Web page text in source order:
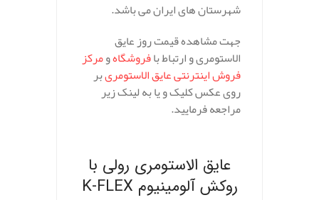
شهرستان های ایران می باشد.
جهت مشاهده قیمت روز عایق
الاستومری و ارتباط بافروشگاهومرکز
فروش اینترنتی عایق الاستومریبر
روی عکس کلیک و یا به لینک زیر
مراجعه فرمایید.
عایق الاستومری رولی با
روکش آلومینیوم K-FLEX